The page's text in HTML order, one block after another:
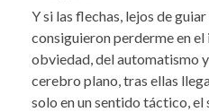
Y si las flechas, lejos de
consiguieron perderme en
obviedad, del automatismo
cerebro plano, tras ellas
solo en un sentido táctico,